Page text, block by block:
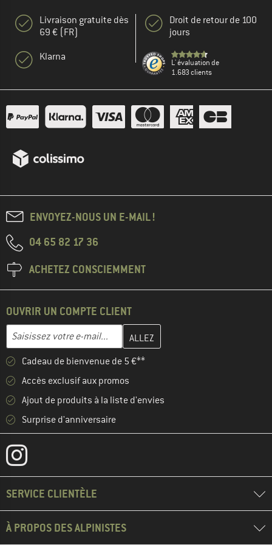
Livraison gratuite dès
69 € (FR)
Klarna
Droit de retour de 100
jours
L' évaluation de
1.683 clients
ENVOYEZ-NOUS UN E-MAIL !
04 65 82 17 36
ACHETEZ CONSCIEMMENT
OUVRIR UN COMPTE CLIENT
Adresse e-mail
Entrez votre adresse e-mail ici et créez votre compte client à la
Cadeau de bienvenue de 5 €**
Accès exclusif aux promos
Ajout de produits à la liste d'envies
Surprise d'anniversaire
SERVICE CLIENTÈLE
À PROPOS DES ALPINISTES